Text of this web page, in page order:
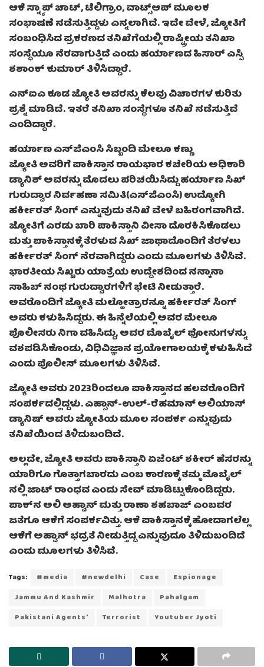
ಆಕೆ ಸ್ನ್ಯಾಪ್ ಚಾಟ್, ಟೆಲಿಗ್ರಾಂ, ವಾಟ್ಸ್ಆಪ್ ಮೂಲಕ
ಸಂಭಾಷಣೆ ನಡೆಸುತ್ತಿದ್ದಳು ಎನ್ನಲಾಗಿದೆ. ಇದೇ ವೇಳೆ, ಜ್ಯೋತಿಗೆ
ಸಂಬಂಧಿಸಿದ ಪ್ರಕರಣದ ತನಿಖೆಗೆಯಲ್ಲಿ ರಾಷ್ಟ್ರೀಯ ತನಿಖಾ
ಸಂಸ್ಥೆಯೂ ನೆರವಾಗುತ್ತಿದೆ ಎಂದು ಹರ್ಯಾಣದ ಹಿಸಾರ್ ಎಸ್ಪಿ
ಶಶಾಂಕ್ ಕುಮಾರ್ ತಿಳಿಸಿದ್ದಾರೆ.
ಎನ್ಐಎ ಕೂಡ ಜ್ಯೋತಿ ಅವರನ್ನು ಕೆಲವು ವಿಚಾರಗಳ ಕುರಿತು
ಪ್ರಶ್ನೆ ಮಾಡಿದೆ. ಇತರೆ ತನಿಖಾ ಸಂಸ್ಥೆಗಳೂ ತನಿಖೆ ನಡೆಸುತ್ತಿವೆ
ಎಂದಿದ್ದಾರೆ.
ಹರ್ಯಾಣ ಎಸ್‌ಜಿಎಂಸಿ ಸಿಬ್ಬಂದಿ ಮೇಲೂ ಕಣ್ಣು
ಜ್ಯೋತಿ ಅವರಿಗೆ ಪಾಕಿಸ್ತಾನ ರಾಯಭಾರ ಕಚೇರಿಯ ಅಧಿಕಾರಿ
ಡ್ಯಾನಿಶ್ ಅವರನ್ನು ಮೊದಲು ಪರಿಚಯಿಸಿದ್ದು ಹರ್ಯಾಣ ಸಿಖ್
ಗುರುದ್ವಾರ ನಿರ್ವಹಣಾ ಸಮಿತಿ(ಎಸ್‌ಜಿಎಂಸಿ) ಉದ್ಯೋಗಿ
ಹರ್ಕೀರತ್ ಸಿಂಗ್ ಎನ್ನುವುದು ತನಿಖೆ ವೇಳೆ ಬಹಿರಂಗವಾಗಿದೆ.
ಜ್ಯೋತಿಗೆ ಎರಡು ಬಾರಿ ಪಾಕಿಸ್ತಾನಿ ವೀಸಾ ದೊರಕಿಸಿಕೊಡಲು
ಮತ್ತು ಪಾಕಿಸ್ತಾನಕ್ಕೆ ತೆರಳುವ ಸಿಖ್ ಜಾಥಾದೊಂದಿಗೆ ತೆರಳಲು
ಹರ್ಕೀರತ್ ಸಿಂಗ್ ನೆರವಾಗಿದ್ದರು ಎಂದು ಮೂಲಗಳು ತಿಳಿಸಿವೆ.
ಭಾರತೀಯ ಸಿಖ್ಖರು ಯಾತ್ರೆಯ ಉದ್ದೇಶದಿಂದ ನನ್ಕಾನಾ
ಸಾಹಿಬ್ ನಂಥ ಗುರುದ್ವಾರಗಳಿಗೆ ಭೇಟಿ ನೀಡುತ್ತಾರೆ.
ಅವರೊಂದಿಗೆ ಜ್ಯೋತಿ ಮಲ್ಹೋತ್ರಾರನ್ನೂ ಹರ್ಕೀರತ್ ಸಿಂಗ್
ಅವರು ಕಳುಹಿಸಿದ್ದರು. ಈ ಹಿನ್ನೆಲೆಯಲ್ಲಿ ಅವರ ಮೇಲೂ
ಪೊಲೀಸರು ನಿಗಾ ವಹಿಸಿದ್ದು, ಅವರ ಮೊಬೈಲ್ ಫೋನುಗಳನ್ನು
ವಶಪಡಿಸಿಕೊಂಡು, ವಿಧಿವಿಜ್ಞಾನ ಪ್ರಯೋಗಾಲಯಕ್ಕೆ ಕಳುಹಿಸಿದೆ
ಎಂದು ಪೊಲೀಸ್ ಮೂಲಗಳು ತಿಳಿಸಿವೆ.
ಜ್ಯೋತಿ ಅವರು 2023ರಿಂದಲೂ ಪಾಕಿಸ್ತಾನದ ಹಲವರೊಂದಿಗೆ
ಸಂಪರ್ಕದಲ್ಲಿದ್ದಳು. ಎಹ್ಸಾನ್-ಉಲ್-ರೆಹಮಾನ್ ಅಲಿಯಾಸ್
ಡ್ಯಾನಿಷ್ ಅವರು ಜ್ಯೋತಿಯ ಮೂಲ ಸಂಪರ್ಕ ಎನ್ನುವುದು
ತನಿಖೆಯಿಂದ ತಿಳಿದುಬಂದಿದೆ.
ಅಲ್ಲದೇ, ಜ್ಯೋತಿ ಅವರು ಪಾಕಿಸ್ತಾನಿ ಏಜೆಂಟ್ ಶಕೀರ್ ಹೆಸರನ್ನು
ಯಾರಿಗೂ ಗೊತ್ತಾಗಬಾರದು ಎಂಬ ಕಾರಣಕ್ಕೆ ತಮ್ಮ ಮೊಬೈಲ್
ನಲ್ಲಿ ಜಾಟ್ ರಾಂಧವ ಎಂದು ಸೇವ್ ಮಾಡಿಟ್ಟುಕೊಂಡಿದ್ದರು.
ಪಾಕ್‌ನ ಅಲಿ ಅಹ್ವಾನ್ ಮತ್ತು ರಾಣಾ ಶಹಬಾಜ್ ಎಂಬವರ
ಜತೆಗೂ ಆಕೆಗೆ ಸಂಪರ್ಕವಿತ್ತು. ಆಕೆ ಪಾಕಿಸ್ತಾನಕ್ಕೆ ಹೋದಾಗಲೆಲ್ಲ
ಆಕೆಗೆ ಅಹ್ವಾನ್ ಭದ್ರತೆ ನೀಡುತ್ತಿದ್ದ ಎನ್ನುವುದೂ ತಿಳಿದುಬಂದಿದೆ
ಎಂದು ಮೂಲಗಳು ತಿಳಿಸಿವೆ.
Tags: #media #newdelhi Case
Espionage
Jammu And Kashmir
Malhotra
Pahalgam
Pakistani Agents'
Terrorist Youtuber Jyoti